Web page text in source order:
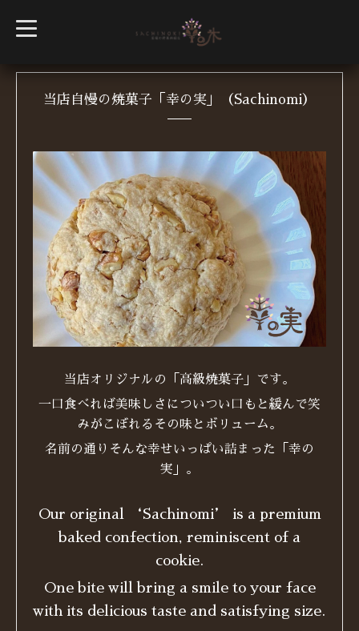
t
o
l
当店自慢の焼菓子「幸の実」（Sachinomi）
当店オリジナルの「高級焼菓子」です。
一口食べれば美味しさについつい口もと緩んで笑
みがこぼれるその味とボリューム。
名前の通りそんな幸せいっぱい詰まった「幸の
実」。
Our original ‘Sachinomi’ is a premium
baked confection, reminiscent of a
cookie.
One bite will bring a smile to your face
with its delicious taste and satisfying size.